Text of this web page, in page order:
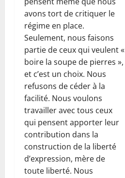
avons tort de critiquer le
régime en place.
Seulement, nous faisons
partie de ceux qui veulent «
boire la soupe de pierres »,
et c’est un choix. Nous
refusons de céder à la
facilité. Nous voulons
travailler avec tous ceux
qui pensent apporter leur
contribution dans la
construction de la liberté
d’expression, mère de
toute liberté. Nous